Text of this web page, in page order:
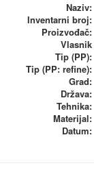
Naziv:
Inventarni broj:
Proizvođač:
Vlasnik
Tip (PP):
Tip (PP: refine):
Grad:
Država:
Tehnika:
Materijal:
Datum: